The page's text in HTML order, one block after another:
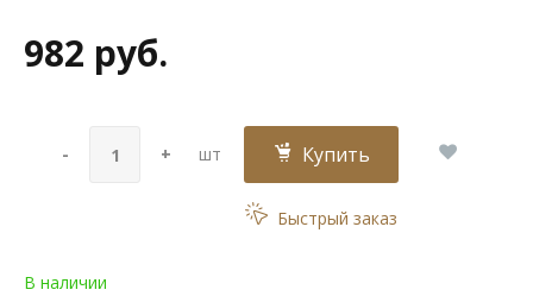
982 руб.
- + шт Купить
Быстрый заказ
В наличии